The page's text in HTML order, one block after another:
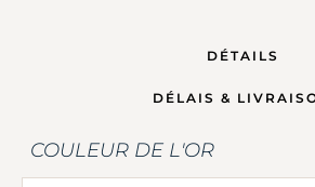
DÉTAILS
DÉLAIS &
COULEUR DE L'OR